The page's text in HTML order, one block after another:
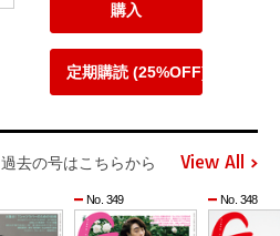
購入
定期購読 (25%OFF)
過去の号はこちらから View All
No. 349 No. 348